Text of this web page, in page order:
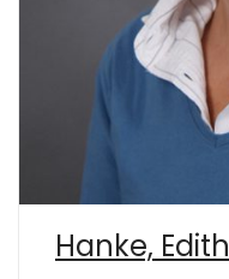
Hanke, Edith